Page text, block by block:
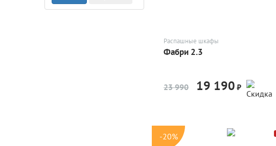
Распашные шкафы
Фабри 2.3
23 990 19 190 ₽ -20%
-20%